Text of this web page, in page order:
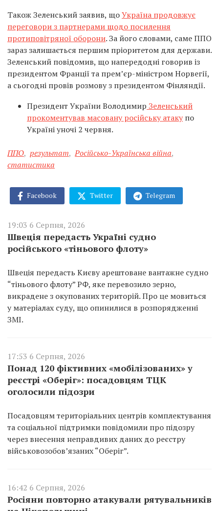
Також Зеленський заявив, щоУкраїна продовжує
переговори з партнерами щодо посилення
протиповітряної оборони. За його словами, саме ППО
зараз залишається першим пріоритетом для держави.
Зеленський повідомив, що напередодні говорив із
президентом Франції та прем’єр-міністром Норвегії,
а сьогодні провів розмову з президентом Фінляндії.
Президент України Володимир Зеленський
прокоментував масовану російську атаку по
Україні уночі 2 червня.
ППО, результат, Російсько-Українська війна,
статистика
Facebook Twitter Telegram
19:03 6 Серпня, 2026
Швеція передасть Україні судно
російського «тіньового флоту»
Швеція передасть Києву арештоване вантажне судно
“тіньового флоту” РФ, яке перевозило зерно,
викрадене з окупованих територій. Про це мовиться
у матеріалах суду, що опинилися в розпорядженні
ЗМІ.
17:53 6 Серпня, 2026
Понад 120 фіктивних «мобілізованих» у
реєстрі «Оберіг»: посадовцям ТЦК
оголосили підозри
Посадовцям територіальних центрів комплектування
та соціальної підтримки повідомили про підозру
через внесення неправдивих даних до реєстру
військовозобов’язаних “Оберіг”.
16:42 6 Серпня, 2026
Росіяни повторно атакували рятувальників